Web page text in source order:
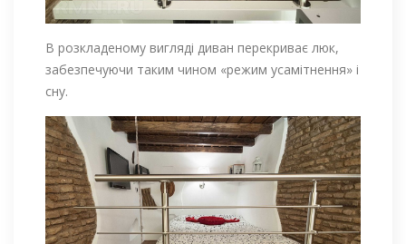
В розкладеному вигляді диван перекриває люк,
забезпечуючи таким чином «режим усамітнення» і
сну.